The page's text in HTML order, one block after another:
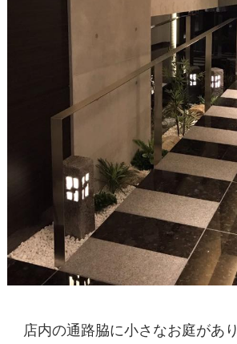
店内の通路脇に小さなお庭があ